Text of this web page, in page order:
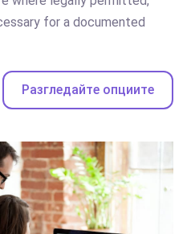
for a documented
Разгледайте опциите